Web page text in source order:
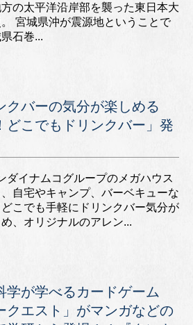
の太平洋沿岸部を襲った東日本大
宮城県沖が震源地ということで
石巻...
クバーの気分が楽しめる
どこでもドリンクバー」発
ダイナムコグループのメガハウス
自宅やキャンプ、バーベキューな
どこでも手軽にドリンクバー気分が
、オリジナルのアレン...
学が学べるカードゲーム
クエスト」がマンガなどの